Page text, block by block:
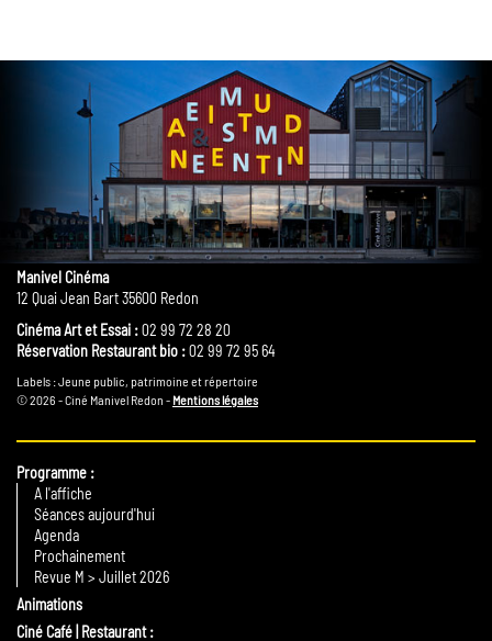
Manivel Cinéma
12 Quai Jean Bart 35600 Redon
Cinéma Art et Essai :02 99 72 28 20
Réservation Restaurant bio :02 99 72 95 64
Labels : Jeune public, patrimoine et répertoire
© 2026 - Ciné Manivel Redon - Mentions légales
Programme
A l'affiche
Séances aujourd'hui
Agenda
Prochainement
Revue M > Juillet 2026
Animations
Ciné Café | Restaurant